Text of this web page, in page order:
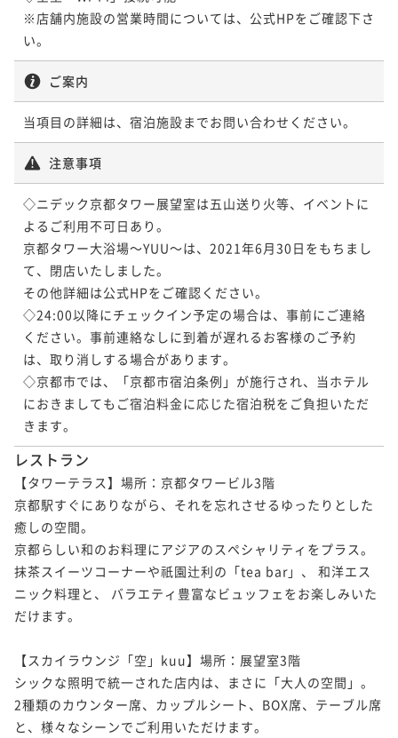
ポイントアップ
今がおトク！【連泊限定】2泊以上でお得！よくばりス
テイで京都を満喫～食事なし～
素泊まり 現地決済可 事前決済可
IN 15:00 - 24:00 OUT11:00
2名 ¥ 28,458 ~
ポイントアップ
今がおトク！【連泊限定】2泊以上でお得！よくばりス
テイで京都を満喫～朝食付き～
ポイント即利用で
¥38,520~
¥ 35,823 ~
※店舗内施設の営業時間については、公式HPをご確認下さ
ご案内
当項目の詳細は、宿泊施設までお問い合わせください。
注意事項
◇ニデック京都タワー展望室は五山送り火等、イベントに
よるご利用不可日あり。
京都タワー大浴場～YUU～は、2021年6月30日をもちまし
て、閉店いたしました。
その他詳細は公式HPをご確認ください。
◇24:00以降にチェックイン予定の場合は、事前にご連絡
ください。事前連絡なしに到着が遅れるお客様のご予約
は、取り消しする場合があります。
◇京都市では、「京都市宿泊条例」が施行され、当ホテル
におきましてもご宿泊料金に応じた宿泊税をご負担いただ
きます。
レストラン
【タワーテラス】場所：京都タワービル3階
京都駅すぐにありながら、それを忘れさせるゆったりとした
癒しの空間。
京都らしい和のお料理にアジアのスペシャリティをプラス。
抹茶スイーツコーナーや祇園辻利の「tea bar」、 和洋エス
ニック料理と、 バラエティ豊富なビュッフェをお楽しみいた
だけます。
【スカイラウンジ「空」kuu】場所：展望室3階
シックな照明で統一された店内は、まさに「大人の空間」。
2種類のカウンター席、カップルシート、BOX席、テーブル席
と、様々なシーンでご利用いただけます。